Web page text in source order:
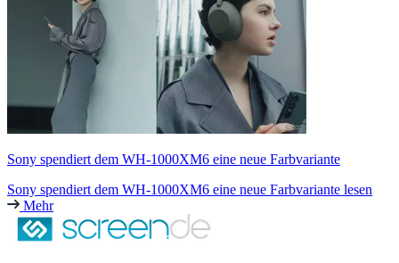
Sony spendiert dem WH-1000XM6 eine neue Farbvariante
Sony spendiert dem WH-1000XM6 eine neue Farbvariante lesen
Mehr